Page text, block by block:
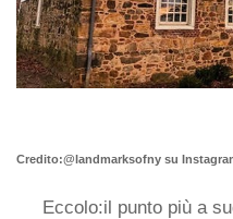
Credito:@landmarksofny su
Eccolo:il punto più a